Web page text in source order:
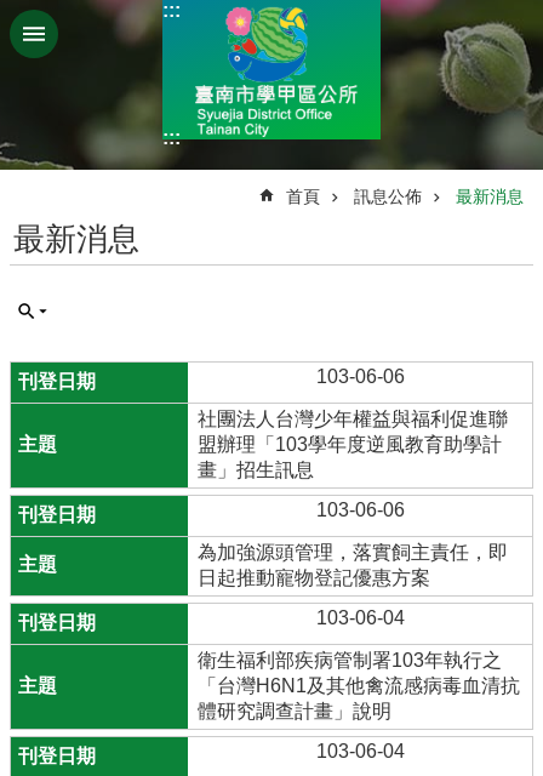
跳到主要內容區塊
:::
:::
首頁 訊息公佈 最新消息
最新消息
103-06-06
社團法人台灣少年權益與福利促進聯
盟辦理「103學年度逆風教育助學計
畫」招生訊息
103-06-06
為加強源頭管理，落實飼主責任，即
日起推動寵物登記優惠方案
103-06-04
衛生福利部疾病管制署103年執行之
「台灣H6N1及其他禽流感病毒血清抗
體研究調查計畫」說明
103-06-04